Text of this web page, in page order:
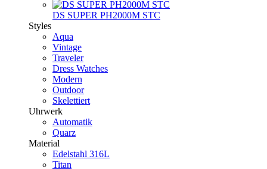
DS SUPER PH2000M STC
Styles
Aqua
Vintage
Traveler
Dress Watches
Modern
Outdoor
Skelettiert
Uhrwerk
Automatik
Quarz
Material
Edelstahl 316L
Titan